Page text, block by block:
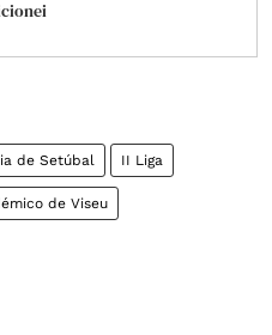
de Setúbal II Liga
de Viseu